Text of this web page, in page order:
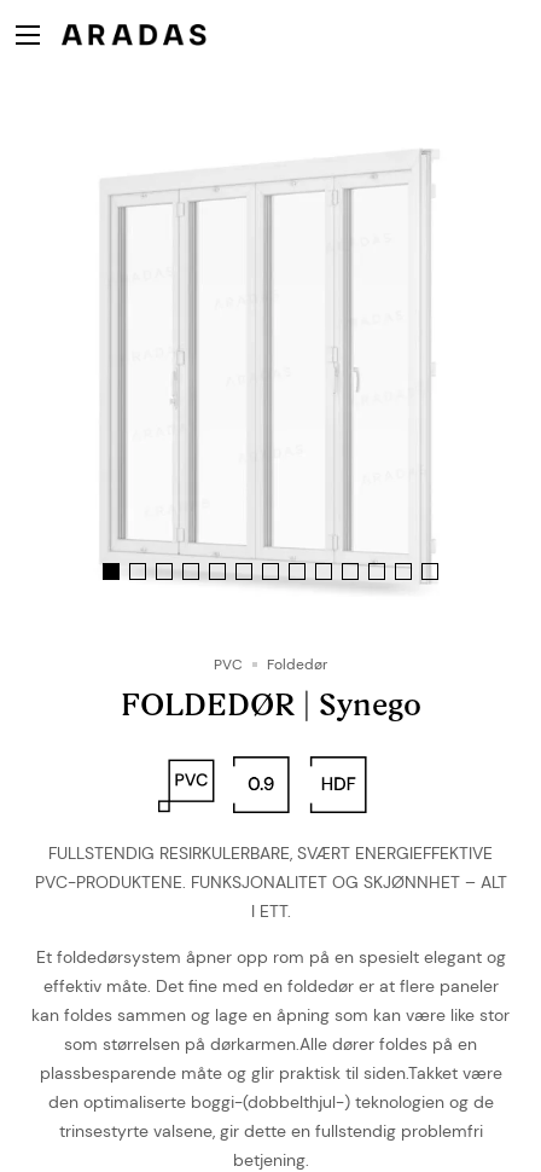
PVC Foldedør
FOLDEDØR | Synego
FULLSTENDIG RESIRKULERBARE, SVÆRT ENERGIEFFEKTIVE
PVC-PRODUKTENE. FUNKSJONALITET OG SKJØNNHET – ALT
I ETT.
Et foldedørsystem åpner opp rom på en spesielt elegant og
effektiv måte. Det fine med en foldedør er at flere paneler
kan foldes sammen og lage en åpning som kan være like stor
som størrelsen på dørkarmen.Alle dører foldes på en
plassbesparende måte og glir praktisk til siden.Takket være
den optimaliserte boggi-(dobbelthjul-) teknologien og de
trinsestyrte valsene, gir dette en fullstendig problemfri
betjening.